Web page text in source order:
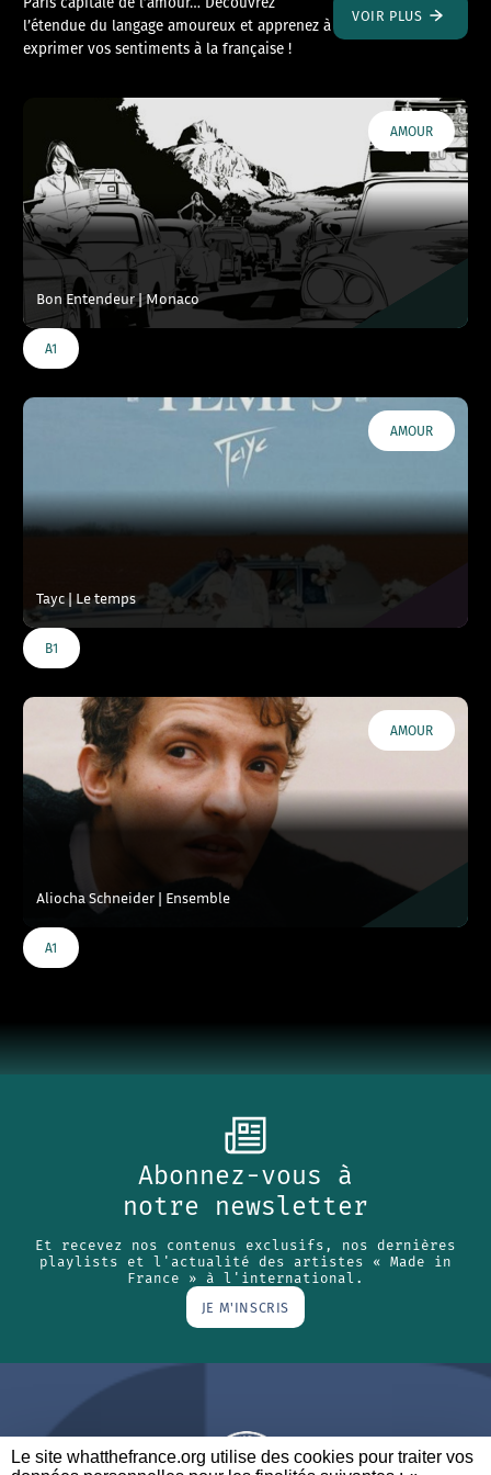
Le site whatthefrance.org utilise des cookies pour traiter vos
l’étendue du langage amoureux et apprenez à
exprimer vos sentiments à la française !
VOIR PLUS
AMOUR
Bon Entendeur | Monaco
A1
AMOUR
Tayc | Le temps
B1
AMOUR
Aliocha Schneider | Ensemble
A1
Abonnez-vous à
notre newsletter
Et recevez nos contenus exclusifs, nos dernières
playlists et l'actualité des artistes « Made in
France » à l'international.
JE M'INSCRIS